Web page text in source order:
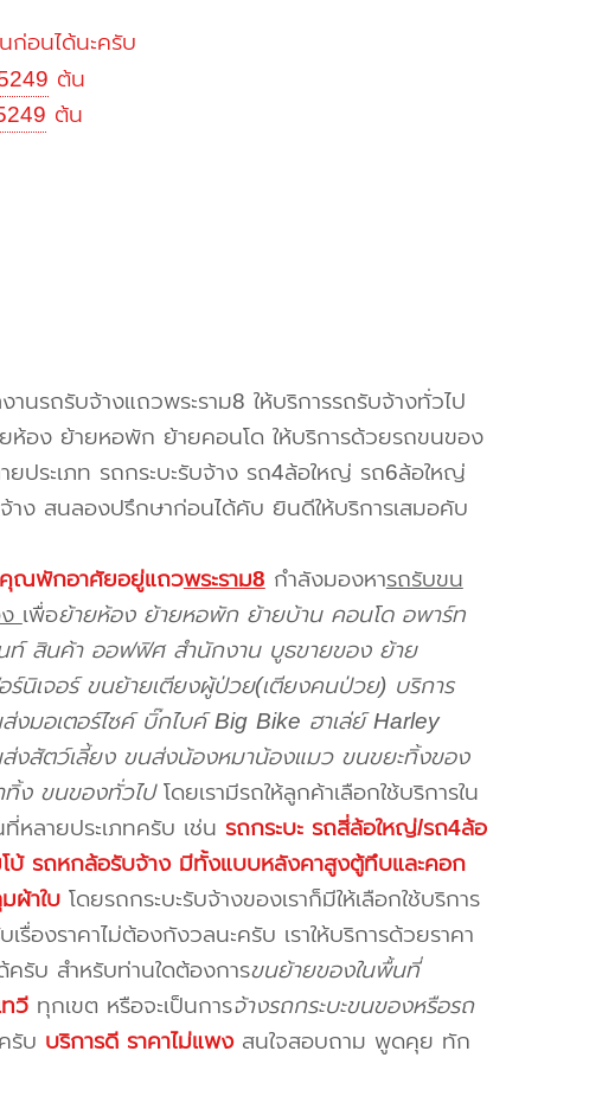
ก่อนได้นะครับ
ต้น
ต้น
านรถรับจ้างแถวพระราม8 ให้บริการรถรับจ้างทั่วไป
ห้อง ย้ายหอพัก ย้ายคอนโด ให้บริการด้วยรถขนของ
ยประเภท รถกระบะรับจ้าง รถ4ล้อใหญ่ รถ6ล้อใหญ่
าง สนลองปรึกษาก่อนได้คับ ยินดีให้บริการเสมอคับ
ณพักอาศัยอยู่แถวพระราม8กำลังมองหารถรับขน
งเพื่อย้ายห้อง ย้ายหอพัก ย้ายบ้าน คอนโด อพาร์ท
ท์ สินค้า ออฟฟิศ สำนักงาน บูธขายของ ย้าย
ร์นิเจอร์ ขนย้ายเตียงผู้ป่วย(เตียงคนป่วย) บริการ
งมอเตอร์ไซค์ บิ๊กไบค์ Big Bike ฮาเล่ย์ Harley
งสัตว์เลี้ยง ขนส่งน้องหมาน้องแมว ขนขยะทิ้งของ
ทิ้ง ขนของทั่วไปโดยเรามีรถให้ลูกค้าเลือกใช้บริการใน
หลายประเภทครับ เช่น รถกระบะ รถสี่ล้อใหญ่/รถ4ล้อ
บ้ รถหกล้อรับจ้าง มีทั้งแบบหลังคาสูงตู้ทึบและคอก
ผ้าใบโดยรถกระบะรับจ้างของเราก็มีให้เลือกใช้บริการ
องราคาไม่ต้องกังวลนะครับ เราให้บริการด้วยราคา
รับ สำหรับท่านใดต้องการขนย้ายของในพื้นที่
วีทุกเขต หรือจะเป็นการจ้างรถกระบะขนของหรือรถ
รับ บริการดี ราคาไม่แพงสนใจสอบถาม พูดคุย ทัก